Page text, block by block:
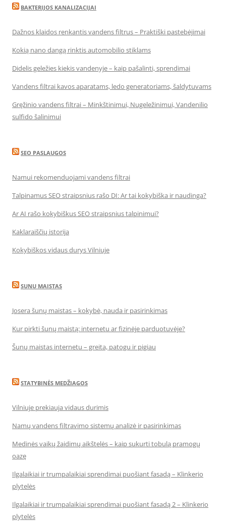
BAKTERIJOS KANALIZACIJAI
Dažnos klaidos renkantis vandens filtrus – Praktiški pastebėjimai
Kokią nano dangą rinktis automobilio stiklams
Didelis geležies kiekis vandenyje – kaip pašalinti, sprendimai
Vandens filtrai kavos aparatams, ledo generatoriams, šaldytuvams
Gręžinio vandens filtrai – Minkštinimui, Nugeležinimui, Vandenilio
sulfido šalinimui
SEO PASLAUGOS
Namui rekomenduojami vandens filtrai
Talpinamus SEO straipsnius rašo DI: Ar tai kokybiška ir naudinga?
Ar AI rašo kokybiškus SEO straipsnius talpinimui?
Kaklaraiščių istorija
Kokybiškos vidaus durys Vilniuje
SUNU MAISTAS
Josera šunų maistas – kokybė, nauda ir pasirinkimas
Kur pirkti šunų maistą: internetu ar fizinėje parduotuvėje?
Šunų maistas internetu – greita, patogu ir pigiau
STATYBINĖS MEDŽIAGOS
Vilniuje prekiauja vidaus durimis
Namų vandens filtravimo sistemų analizė ir pasirinkimas
Medinės vaikų žaidimų aikštelės – kaip sukurti tobulą pramogų
oazę
Ilgalaikiai ir trumpalaikiai sprendimai puošiant fasadą – Klinkerio
plytelės
Ilgalaikiai ir trumpalaikiai sprendimai puošiant fasadą 2 – Klinkerio
plytelės